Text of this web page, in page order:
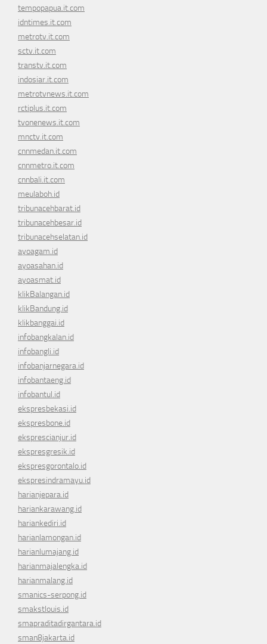
tempopapua.it.com
idntimes.it.com
metrotv.it.com
sctv.it.com
transtv.it.com
indosiar.it.com
metrotvnews.it.com
rctiplus.it.com
tvonenews.it.com
mnctv.it.com
cnnmedan.it.com
cnnmetro.it.com
cnnbali.it.com
meulaboh.id
tribunacehbarat.id
tribunacehbesar.id
tribunacehselatan.id
ayoagam.id
ayoasahan.id
ayoasmat.id
klikBalangan.id
klikBandung.id
klikbanggai.id
infobangkalan.id
infobangli.id
infobanjarnegara.id
infobantaeng.id
infobantul.id
ekspresbekasi.id
ekspresbone.id
eksprescianjur.id
ekspresgresik.id
ekspresgorontalo.id
ekspresindramayu.id
harianjepara.id
hariankarawang.id
hariankediri.id
harianlamongan.id
harianlumajang.id
harianmajalengka.id
harianmalang.id
smanics-serpong.id
smakstlouis.id
smapraditadirgantara.id
sman8jakarta.id